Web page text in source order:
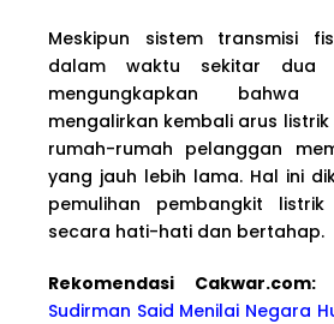
Meskipun sistem transmisi
dalam waktu sekitar dua
mengungkapkan
mengalirkan kembali arus
rumah-rumah pelanggan
yang jauh lebih lama. Hal ini
pemulihan pembangkit
secara hati-hati dan bertahap.
Rekomendasi Cakwar.com:
Sudirman Said Menilai Negara